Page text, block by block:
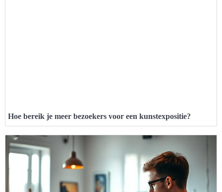
Hoe bereik je meer bezoekers voor een kunstexpositie?